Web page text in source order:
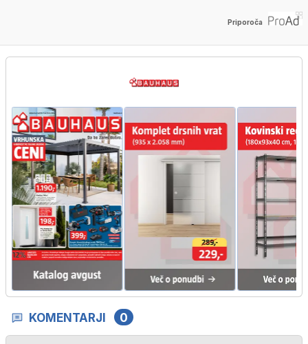
Priporoča
KOMENTARJI 0